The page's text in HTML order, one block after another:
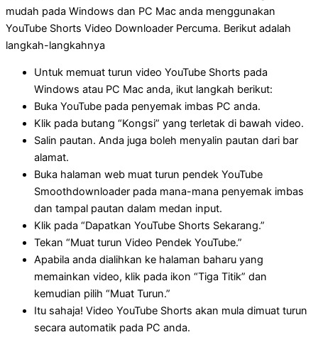
mudah pada Windows dan PC Mac anda menggunakan
YouTube Shorts Video Downloader Percuma. Berikut adalah
langkah-langkahnya
Untuk memuat turun video YouTube Shorts pada
Windows atau PC Mac anda, ikut langkah berikut:
Buka YouTube pada penyemak imbas PC anda.
Klik pada butang “Kongsi” yang terletak di bawah video.
Salin pautan. Anda juga boleh menyalin pautan dari bar
alamat.
Buka halaman web muat turun pendek YouTube
Smoothdownloader pada mana-mana penyemak imbas
dan tampal pautan dalam medan input.
Klik pada “Dapatkan YouTube Shorts Sekarang.”
Tekan “Muat turun Video Pendek YouTube.”
Apabila anda dialihkan ke halaman baharu yang
memainkan video, klik pada ikon “Tiga Titik” dan
kemudian pilih “Muat Turun.”
Itu sahaja! Video YouTube Shorts akan mula dimuat turun
secara automatik pada PC anda.